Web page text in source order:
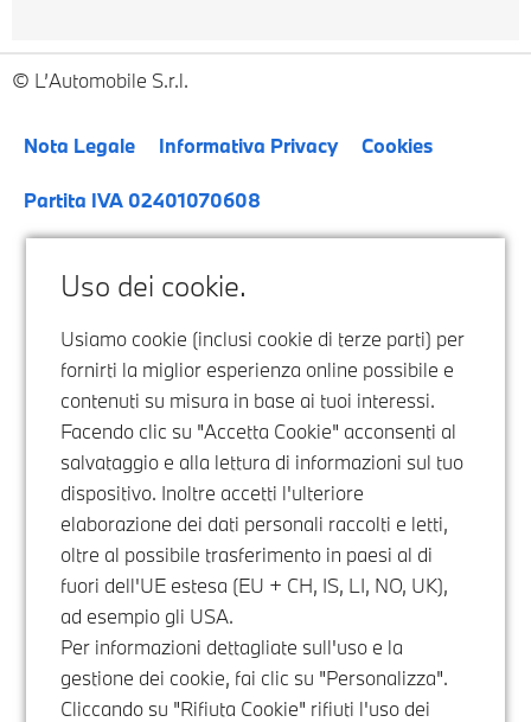
Uso dei cookie.
Usiamo cookie (inclusi cookie di terze parti) per
fornirti la miglior esperienza online possibile e
contenuti su misura in base ai tuoi interessi.
Facendo clic su "Accetta Cookie" acconsenti al
salvataggio e alla lettura di informazioni sul tuo
dispositivo. Inoltre accetti l'ulteriore
elaborazione dei dati personali raccolti e letti,
oltre al possibile trasferimento in paesi al di
fuori dell'UE estesa (EU + CH, IS, LI, NO, UK),
ad esempio gli USA.
Per informazioni dettagliate sull'uso e la
gestione dei cookie, fai clic su "Personalizza".
Cliccando su "Rifiuta Cookie" rifiuti l'uso dei
L’Automobile S.r.l.
Nota Legale Informativa Privacy Cookies
Partita IVA 02401070608